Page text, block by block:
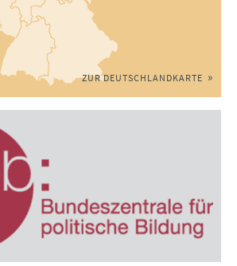
ZUR DEUTSCHLANDKARTE